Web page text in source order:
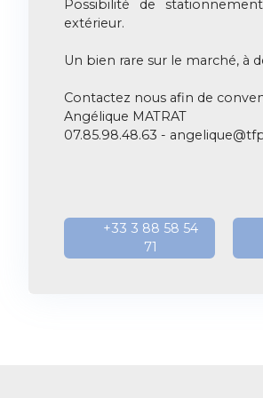
Possibilité de
extérieur.
Un bien rare sur le marché, à
Contactez nous afin de
Angélique MATRAT
07.85.98.48.63 -
+33 3 88 58 54
71